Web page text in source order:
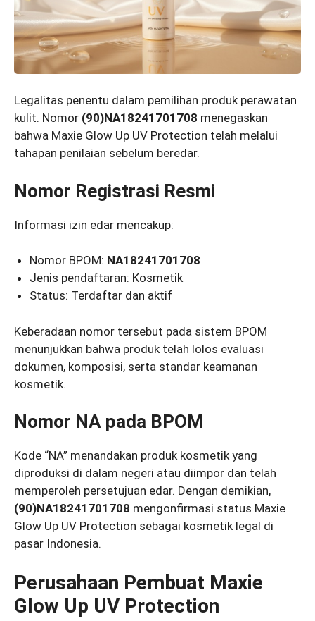
Legalitas penentu dalam pemilihan produk perawatan
kulit. Nomor (90)NA18241701708 menegaskan
bahwa Maxie Glow Up UV Protection telah melalui
tahapan penilaian sebelum beredar.
Nomor Registrasi Resmi
Informasi izin edar mencakup:
Nomor BPOM: NA18241701708
Jenis pendaftaran: Kosmetik
Status: Terdaftar dan aktif
Keberadaan nomor tersebut pada sistem BPOM
menunjukkan bahwa produk telah lolos evaluasi
dokumen, komposisi, serta standar keamanan
kosmetik.
Nomor NA pada BPOM
Kode “NA” menandakan produk kosmetik yang
diproduksi di dalam negeri atau diimpor dan telah
memperoleh persetujuan edar. Dengan demikian,
(90)NA18241701708 mengonfirmasi status Maxie
Glow Up UV Protection sebagai kosmetik legal di
pasar Indonesia.
Perusahaan Pembuat Maxie
Glow Up UV Protection